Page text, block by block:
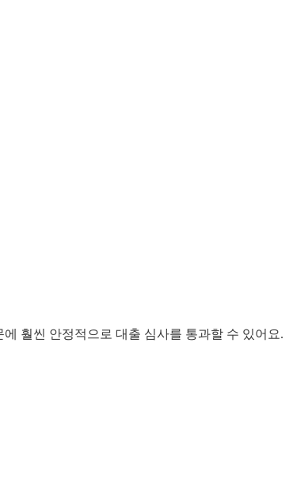
훨씬 안정적으로 대출 심사를 통과할 수 있어요.